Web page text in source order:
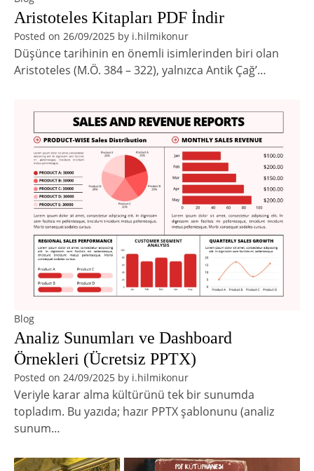
Aristoteles Kitapları PDF İndir
Posted on 26/09/2025 by i.hilmikonur
Düşünce tarihinin en önemli isimlerinden biri olan
Aristoteles (M.Ö. 384 – 322), yalnızca Antik Çağ’…
Blog
Analiz Sunumları ve Dashboard
Örnekleri (Ücretsiz PPTX)
Posted on 24/09/2025 by i.hilmikonur
Veriyle karar alma kültürünü tek bir sunumda
topladım. Bu yazıda; hazır PPTX şablonunu (analiz
sunum…